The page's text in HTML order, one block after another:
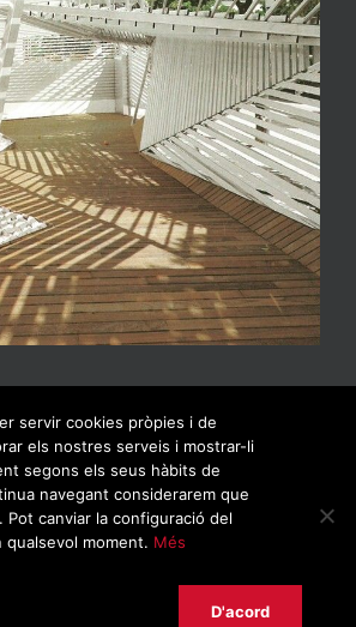
los derechos reservados |
servir cookies pròpies i de
els nostres serveis i mostrar-li
segons els seus hàbits de
navegant considerarem que
Pot canviar la configuració del
qualsevol moment. Més
D'acord